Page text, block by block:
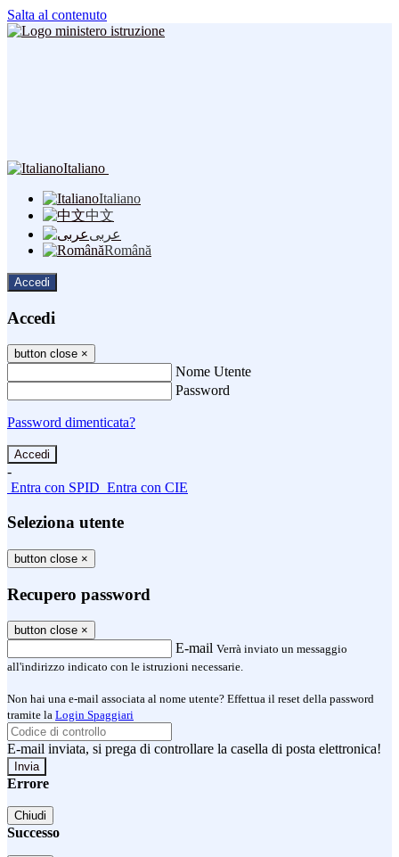
Salta al contenuto
Italiano
Italiano
中文
عربى
Română
Accedi
Accedi
button close ×
Nome Utente
Password
Password dimenticata?
-
Entra con SPID Entra con CIE
Seleziona utente
button close ×
Recupero password
button close ×
E-mail Verrà inviato un messaggio
all'indirizzo indicato con le istruzioni necessarie.
Non hai una e-mail associata al nome utente? Effettua il reset della password
tramite la Login Spaggiari
E-mail inviata, si prega di controllare la casella di posta elettronica!
Errore
Chiudi
Successo